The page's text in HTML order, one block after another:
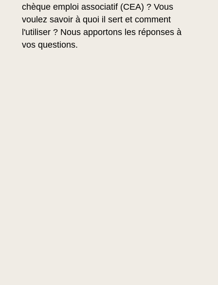
chèque emploi associatif (CEA) ? Vous
voulez savoir à quoi il sert et comment
l'utiliser ? Nous apportons les réponses à
vos questions.